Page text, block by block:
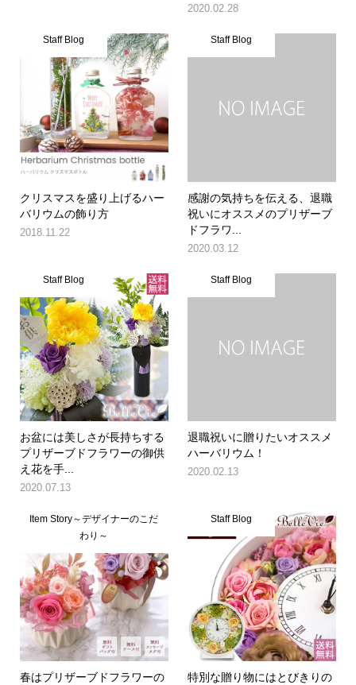
2020.02.28
Staff Blog
クリスマスを盛り上げるハー
バリウムの飾り方
2018.11.22
Staff Blog
感謝の気持ちを伝える、退職
祝いにオススメのプリザーブ
ドフラワ...
2020.03.12
Staff Blog
お盆には美しさが長持ちする
プリザーブドフラワーの御供
え花を手...
2020.07.13
Staff Blog
退職祝いに贈りたいオススメ
ハーバリウム！
2020.02.13
Item Story～デザイナーのこだ
わり～
春はプリザーブドフラワーの
Staff Blog
特別な贈り物にはとびきりの